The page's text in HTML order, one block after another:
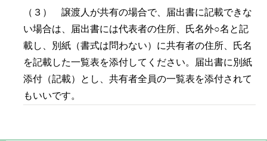
（３） 譲渡人が共有の場合で、届出書に記載できな
い場合は、届出書には代表者の住所、氏名外○名と記
載し、別紙（書式は問わない）に共有者の住所、氏名
を記載した一覧表を添付してください。届出書に別紙
添付（記載）とし、共有者全員の一覧表を添付されて
もいいです。